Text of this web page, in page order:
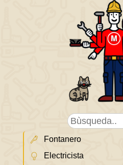
Fontanero
Electricista